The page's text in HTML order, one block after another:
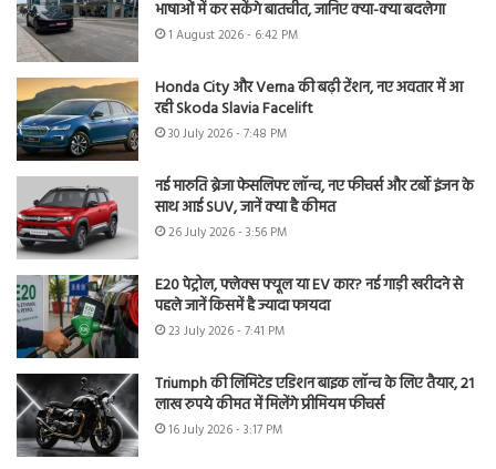
भाषाओं में कर सकेंगे बातचीत, जानिए क्या-क्या बदलेगा
1 August 2026 - 6:42 PM
Honda City और Verna की बढ़ी टेंशन, नए अवतार में आ
रही Skoda Slavia Facelift
30 July 2026 - 7:48 PM
नई मारुति ब्रेजा फेसलिफ्ट लॉन्च, नए फीचर्स और टर्बो इंजन के
साथ आई SUV, जानें क्या है कीमत
26 July 2026 - 3:56 PM
E20 पेट्रोल, फ्लेक्स फ्यूल या EV कार? नई गाड़ी खरीदने से
पहले जानें किसमें है ज्यादा फायदा
23 July 2026 - 7:41 PM
Triumph की लिमिटेड एडिशन बाइक लॉन्च के लिए तैयार, 21
लाख रुपये कीमत में मिलेंगे प्रीमियम फीचर्स
16 July 2026 - 3:17 PM